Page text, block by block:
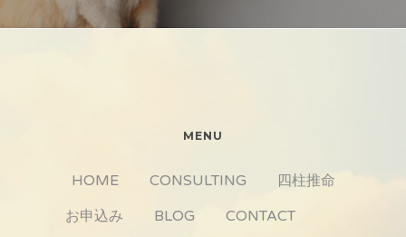
MENU
HOME CONSULTING
四柱推命
お申込み
BLOG
CONTACT